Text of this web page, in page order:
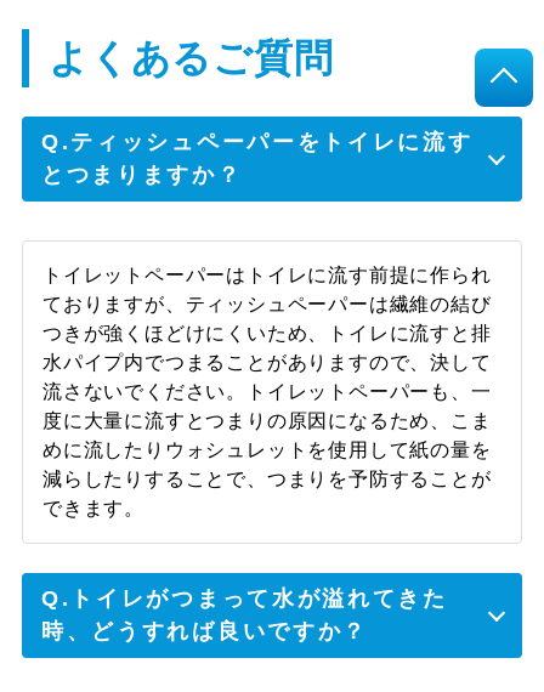
よくあるご質問
Q.ティッシュペーパーをトイレに流す
とつまりますか？
トイレットペーパーはトイレに流す前提に作られ
ておりますが、ティッシュペーパーは繊維の結び
つきが強くほどけにくいため、トイレに流すと排
水パイプ内でつまることがありますので、決して
流さないでください。トイレットペーパーも、一
度に大量に流すとつまりの原因になるため、こま
めに流したりウォシュレットを使用して紙の量を
減らしたりすることで、つまりを予防することが
できます。
Q.トイレがつまって水が溢れてきた
時、どうすれば良いですか？